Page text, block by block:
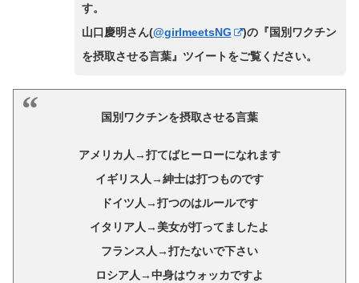
す。
山口慶明さん(@girlmeetsNG
)の『国別ワクチン
を摂取させる言葉』ツイートをご覧ください。
国別ワクチンを摂取させる言葉
アメリカ人→打てばヒーローになれます
イギリス人→紳士は打つものです
ドイツ人→打つのはルールです
イタリア人→美女が打ってましたよ
フランス人→打たないで下さい
ロシア人→中身はウォッカですよ